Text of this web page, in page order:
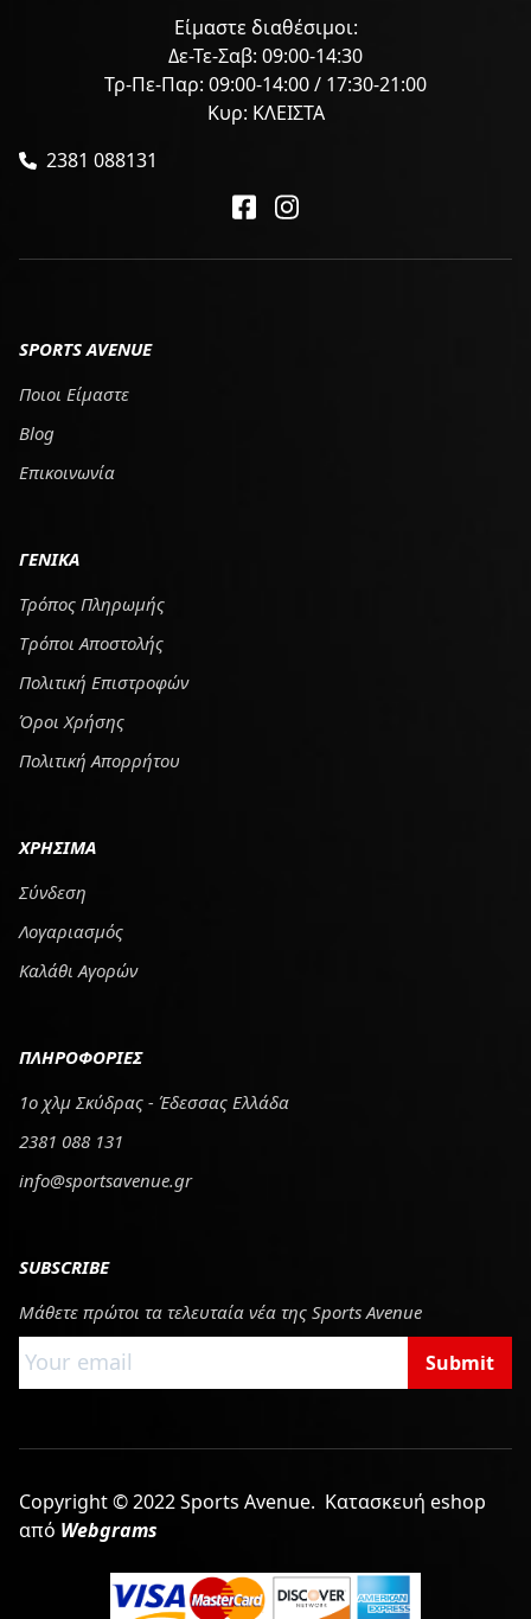
Είμαστε διαθέσιμοι:
Δε-Τε-Σαβ: 09:00-14:30
Τρ-Πε-Παρ: 09:00-14:00 / 17:30-21:00
Κυρ: ΚΛΕΙΣΤΑ
2381 088131
SPORTS AVENUE
Ποιοι Είμαστε
Blog
Επικοινωνία
ΓΕΝΙΚΑ
Τρόπος Πληρωμής
Tρόποι Αποστολής
Πολιτική Επιστροφών
Όροι Χρήσης
Πολιτική Απορρήτου
ΧΡΗΣΙΜΑ
Σύνδεση
Λογαριασμός
Καλάθι Αγορών
ΠΛΗΡΟΦΟΡΙΕΣ
1ο χλμ Σκύδρας - Έδεσσας Ελλάδα
2381 088 131
info@sportsavenue.gr
SUBSCRIBE
Μάθετε πρώτοι τα τελευταία νέα της Sports Avenue
Submit
Copyright © 2022 Sports Avenue. Κατασκευή eshop
από Webgrams